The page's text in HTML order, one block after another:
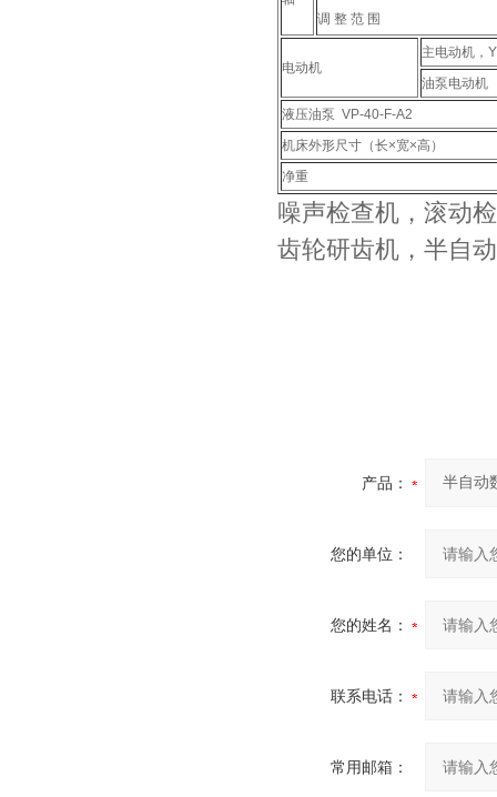
调 整 范 围
电动机
主电动机，
油泵电动机
液压油泵 VP-40-F-A2
机床外形尺寸（长×宽×高）
净重
噪声检查机，滚动
齿轮研齿机，半自
产品：
您的单位：
您的姓名：
联系电话：
常用邮箱：